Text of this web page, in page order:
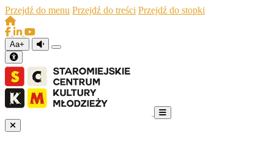
Przejdź do menu Przejdź do treści Przejdź do stopki
Aa+